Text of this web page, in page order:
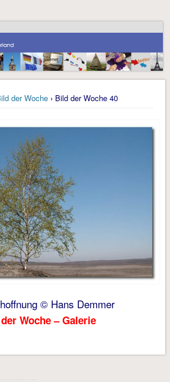
der Woche› Bild der Woche 40
© Hans Demmer
Woche – Galerie